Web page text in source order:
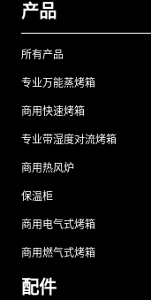
产品
所有产品
专业万能蒸烤箱
商用快速烤箱
专业带湿度对流烤箱
商用热风炉
保温柜
商用电气式烤箱
商用燃气式烤箱
配件